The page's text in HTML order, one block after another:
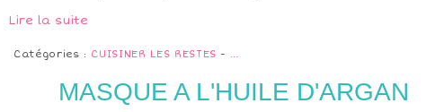
Lire la suite
Catégories : CUISINER LES RESTES - …
MASQUE A L'HUILE D'ARGAN